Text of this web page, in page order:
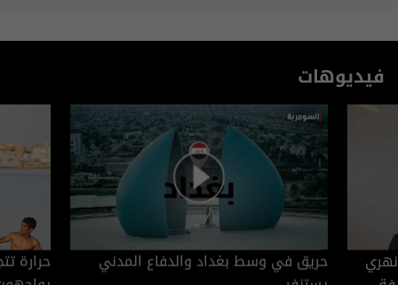
فيديوهات
حريق في وسط بغداد والدفاع المدني